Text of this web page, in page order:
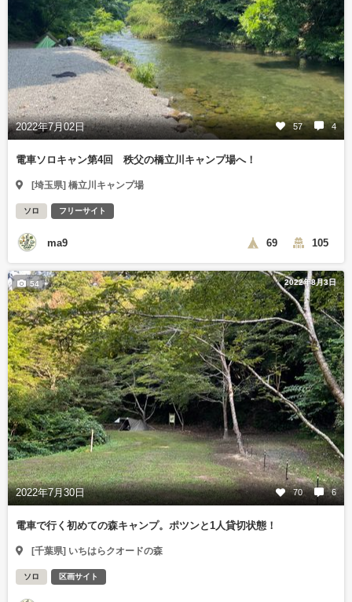
2022年7月02日 57 4
電車ソロキャン第4回 秩父の橋立川キャンプ場へ！
[埼玉県] 橋立川キャンプ場
ソロ フリーサイト
ma9 69 105
2022年8月3日
2022年7月30日 70 6
54
電車で行く初めての森キャンプ。ポツンと1人貸切状態！
[千葉県] いちはらクオードの森
ソロ 区画サイト